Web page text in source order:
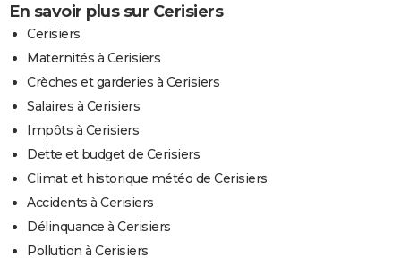
En savoir plus sur Cerisiers
Cerisiers
Maternités à Cerisiers
Crèches et garderies à Cerisiers
Salaires à Cerisiers
Impôts à Cerisiers
Dette et budget de Cerisiers
Climat et historique météo de Cerisiers
Accidents à Cerisiers
Délinquance à Cerisiers
Pollution à Cerisiers